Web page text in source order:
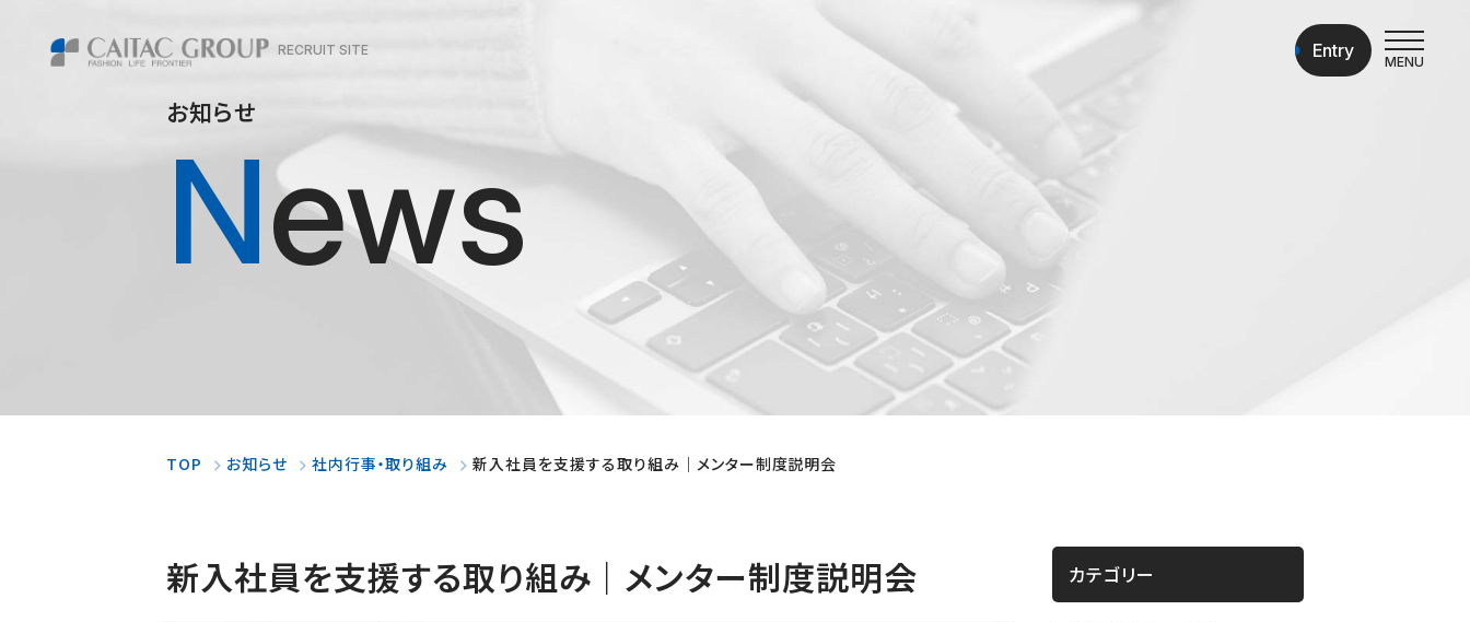
RECRUIT SITE Entry
お知らせ
News
TOP お知らせ 社内行事・取り組み 新入社員を支援する取り組み｜メンター制度説明会
新入社員を支援する取り組み｜メンター制度説明会 カテゴリー